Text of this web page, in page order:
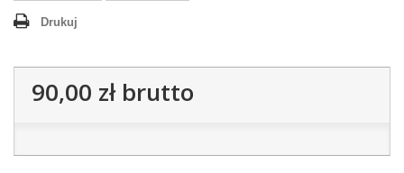
Drukuj
90,00 złbrutto